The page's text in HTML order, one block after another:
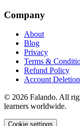
Company
About
Blog
Privacy
Terms &
Refund Policy
Account Deletion
© 2026 Falando. All
learners worldwide.
Cookie settings